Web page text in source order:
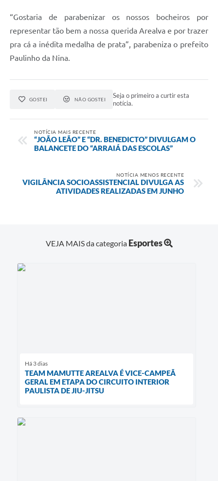
“Gostaria de parabenizar os nossos bocheiros por
representar tão bem a nossa querida Arealva e por trazer
pra cá a inédita medalha de prata”, parabeniza o prefeito
Paulinho da Nina.
GOSTEI NÃO GOSTEI
Seja o primeiro a curtir esta
notícia.
NOTÍCIA MAIS RECENTE
“JOÃO LEÃO” E “DR. BENEDICTO” DIVULGAM O
BALANCETE DO “ARRAIÁ DAS ESCOLAS”
NOTÍCIA MENOS RECENTE
VIGILÂNCIA SOCIOASSISTENCIAL DIVULGA AS
ATIVIDADES REALIZADAS EM JUNHO
VEJA MAIS da categoria Esportes
Há 3 dias
TEAM MAMUTTE AREALVA É VICE-CAMPEÃ
GERAL EM ETAPA DO CIRCUITO INTERIOR
PAULISTA DE JIU-JITSU